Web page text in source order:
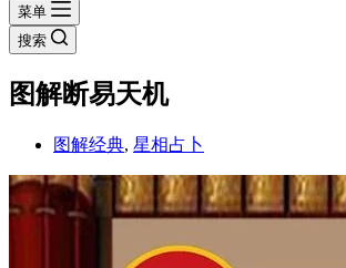
菜单
搜索
图解断易天机
图解经典, 星相占卜